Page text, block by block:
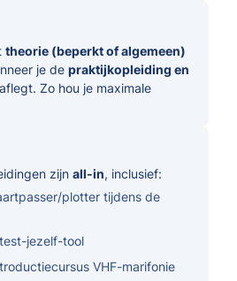
theorie (beperkt of algemeen)
je de praktijkopleiding en
aflegt. Zo hou je maximale
zijn all-in, inclusief:
plotter tijdens de
jezelf-tool
VHF-marifonie